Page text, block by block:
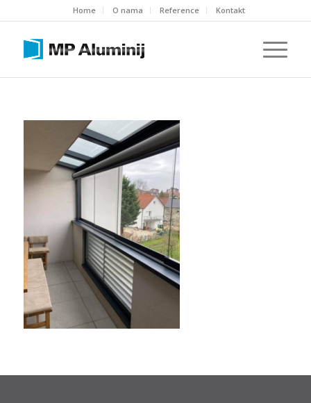
Home O nama Reference Kontakt